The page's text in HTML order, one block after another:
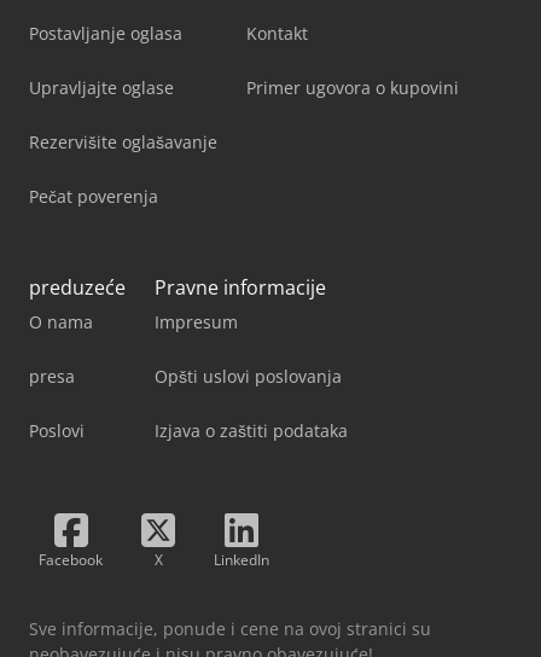
Postavljanje oglasa
Upravljajte oglase
Rezervišite oglašavanje
Pečat poverenja
Kontakt
Primer ugovora o kupovini
preduzeće
O nama
presa
Poslovi
Pravne informacije
Impresum
Opšti uslovi poslovanja
Izjava o zaštiti podataka
Facebook X LinkedIn
Sve informacije, ponude i cene na ovoj stranici su